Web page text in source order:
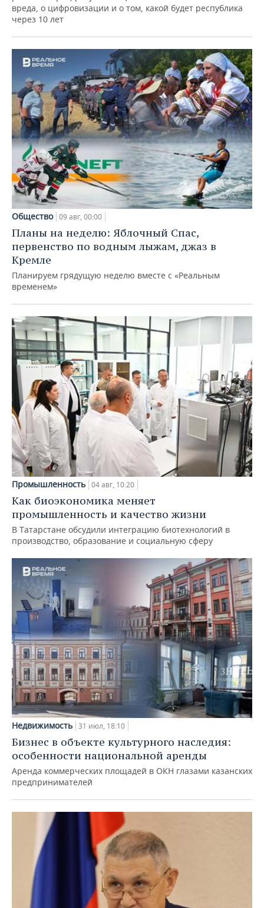
вреда, о цифровизации и о том, какой будет республика
через 10 лет
Общество 09 авг, 00:00
Планы на неделю: Яблочный Спас,
первенство по водным лыжам, джаз в
Кремле
Планируем грядущую неделю вместе с «Реальным
временем»
Промышленность 04 авг, 10:20
Как биоэкономика меняет
промышленность и качество жизни
В Татарстане обсудили интеграцию биотехнологий в
производство, образование и социальную сферу
Недвижимость 31 июл, 18:10
Бизнес в объекте культурного наследия:
особенности национальной аренды
Аренда коммерческих площадей в ОКН глазами казанских
предпринимателей